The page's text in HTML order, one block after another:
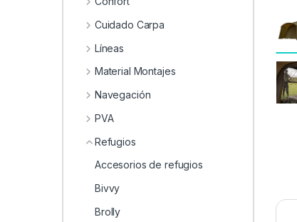
Cuidado Carpa
Líneas
Material Montajes
Navegación
PVA
Refugios
Accesorios de refugios
Bivvy
Brolly